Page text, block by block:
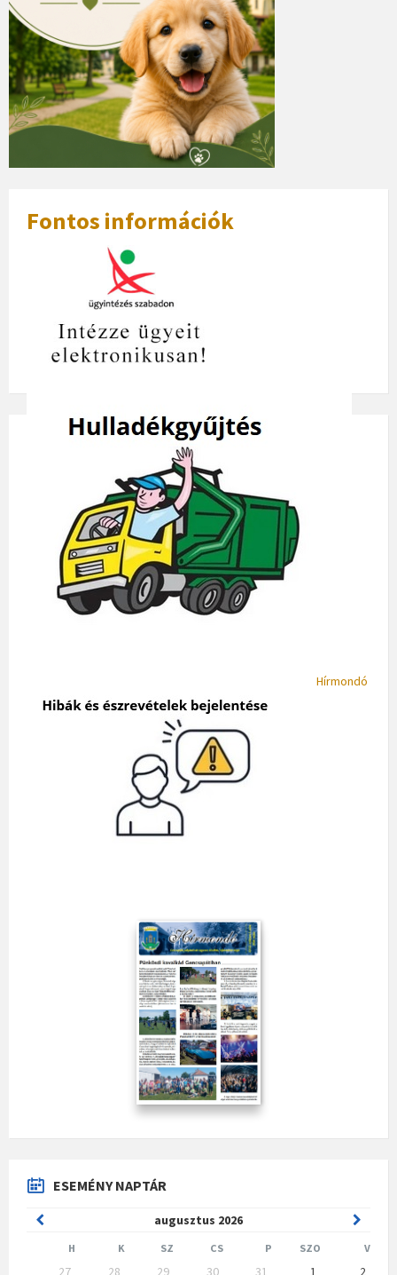
Fontos információk
Hírmondó
ESEMÉNY NAPTÁR
augusztus 2026
Previous
Month
Month
H K SZ CS P SZO V
27 28 29 30 31 1
2